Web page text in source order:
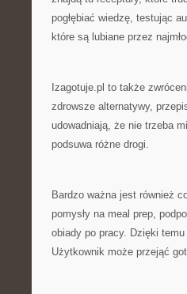
pogłębiać wiedzę, testując
które są lubiane przez
Izagotuje.pl to także
zdrowsze alternatywy,
udowadniają, że nie trzeba
podsuwa różne drogi.
Bardzo ważna jest również
pomysły na meal prep,
obiady po pracy. Dzięki
Użytkownik może przejąć